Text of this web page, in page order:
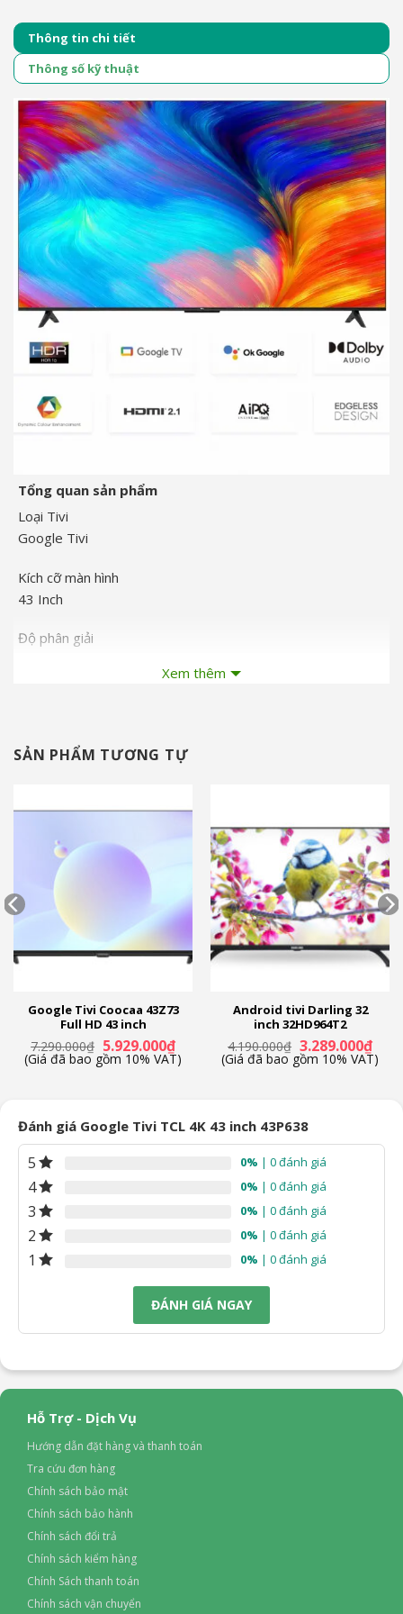
Thông tin chi tiết
Thông số kỹ thuật
Tổng quan sản phẩm
Loại Tivi
Google Tivi
Kích cỡ màn hình
43 Inch
Độ phân giải
Hệ điều hành
Chất liệu viền tivi
Nhựa
Công nghệ hình ảnh
Công nghệ hình ảnh
– HDR10
– Smart HDR
Bộ xử lý AiPQ Gen 2
Tần số quét thực
60 hz
Công nghệ âm thanh
Tổng công suất loa
Âm thanh vòm
Dolby Audio, DTS
Cổng kết nối
Kết nối Internet
Cổng mạng LAN, Wifi
Kết nối không dây
Bluetooth (Kết nối loa, thiết bị di động)
Xem thêm
SẢN PHẨM TƯƠNG TỰ
Google Tivi Coocaa 43Z73
Full HD 43 inch
7.290.000₫ Giá
gốc
là:
5.929.000₫Giá
hiện
tại
(Giá đã bao gồm 10% VAT)
Android tivi Darling 32
inch 32HD964T2
4.190.000₫ Giá
gốc
là:
3.289.000₫Giá
hiện
tại
(Giá đã bao gồm 10% VAT)
Đánh giá Google Tivi TCL 4K 43 inch 43P638
5 0% | 0 đánh giá
4 0% | 0 đánh giá
3 0% | 0 đánh giá
2 0% | 0 đánh giá
1 0% | 0 đánh giá
ĐÁNH GIÁ NGAY
Hỗ Trợ - Dịch Vụ
Hướng dẫn đặt hàng và thanh toán
Tra cứu đơn hàng
Chính sách bảo mật
Chính sách bảo hành
Chính sách đổi trả
Chính sách kiểm hàng
Chính Sách thanh toán
Chính sách vận chuyển